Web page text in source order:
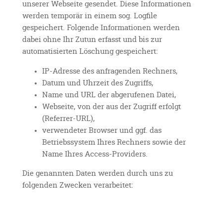
unserer Webseite gesendet. Diese Informationen
werden temporär in einem sog. Logfile
gespeichert. Folgende Informationen werden
dabei ohne Ihr Zutun erfasst und bis zur
automatisierten Löschung gespeichert:
IP-Adresse des anfragenden Rechners,
Datum und Uhrzeit des Zugriffs,
Name und URL der abgerufenen Datei,
Webseite, von der aus der Zugriff erfolgt
(Referrer-URL),
verwendeter Browser und ggf. das
Betriebssystem Ihres Rechners sowie der
Name Ihres Access-Providers.
Die genannten Daten werden durch uns zu
folgenden Zwecken verarbeitet: